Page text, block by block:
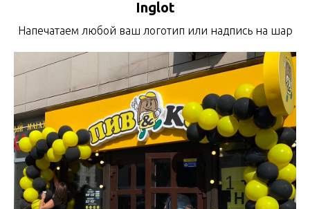
Inglot
Напечатаем любой ваш логотип или надпись на шар